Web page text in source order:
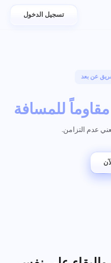
تسجيل الدخول
عن بعد
مقاوماً للمسافة
عدم التزامن.
وإضافة الوقت يدويًا